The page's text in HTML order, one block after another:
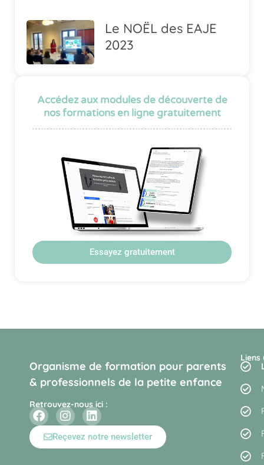
Le NOËL des EAJE
2023
Accédez aux modules de découverte de
nos formations en ligne gratuitement
Essayez gratuitement
Organisme de formation pour parents
& professionnels de la petite enfance
Retrouvez-nous ici :
Reçevez notre newsletter
Liens